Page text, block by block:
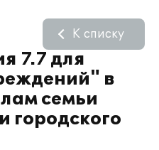
7.7 для
в
семьи
городского
К списку